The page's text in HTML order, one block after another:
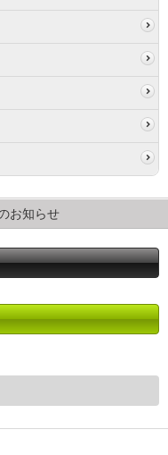
お知らせ